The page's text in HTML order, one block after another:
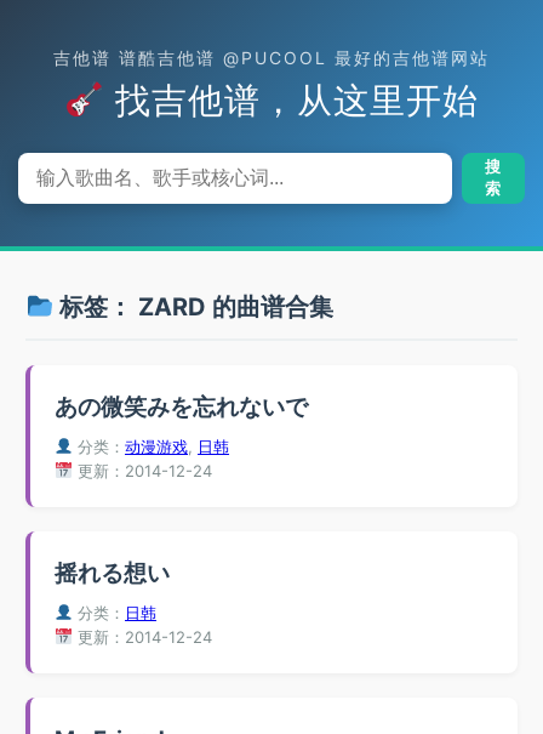
吉他谱 谱酷吉他谱 @PUCOOL 最好的吉他谱网站
找吉他谱，从这里开始
搜
索
标签： ZARD 的曲谱合集
あの微笑みを忘れないで
分类：动漫游戏
日韩
更新：2014-12-24
摇れる想い
分类： 日韩
更新：2014-12-24